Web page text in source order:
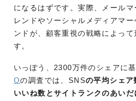
になるはずです。実際、メールマ
レンドやソーシャルメディアマ
ンドが、顧客重視の戦略によって
す。
いっぽう、2300万件のシェアに基
Oの調査では、SNSの平均シェア
いいね数とサイトランクのあい